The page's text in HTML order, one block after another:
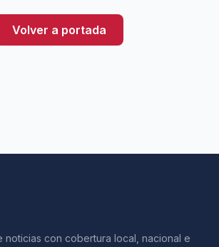
Volver a portada
noticias con cobertura local, nacional e